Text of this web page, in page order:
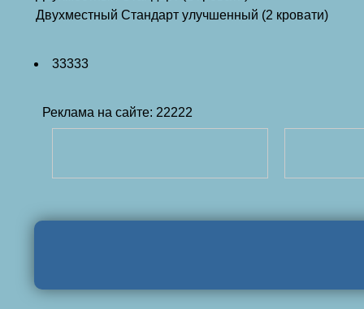
Двухместный Стандарт улучшенный (2 кровати)
33333
Реклама на сайте: 22222